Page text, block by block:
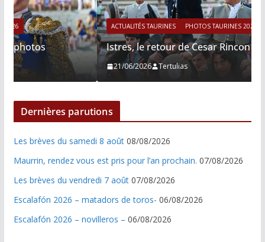
ACTUALITÉS TAURINES PHOTOS TAURINES 2026
Istres, le retour de Cesar Rincon en photos
21/06/2026 Tertulias
Dernières parutions
Les brèves du samedi 8 août 08/08/2026
Maurrin, rendez vous est pris pour l’an prochain. 07/08/2026
Les brèves du vendredi 7 août 07/08/2026
Escalafón 2026 – matadors de toros- 06/08/2026
Escalafón 2026 – novilleros – 06/08/2026